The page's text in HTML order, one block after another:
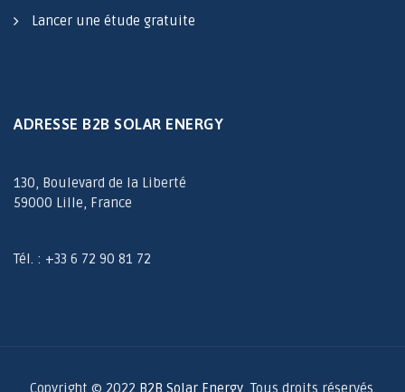
Lancer une étude gratuite
ADRESSE B2B SOLAR ENERGY
130, Boulevard de la Liberté
59000 Lille, France
Tél. : +33 6 72 90 81 72
Copyright © 2022 B2B Solar Energy, Tous droits réservés.